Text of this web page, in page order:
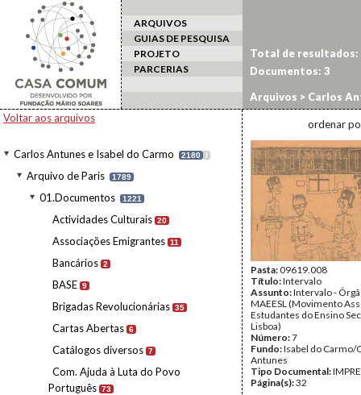
ARQUIVOS
GUIAS DE PESQUISA
PROJETO
PARCERIAS
Voltar aos arquivos
Carlos Antunes e Isabel do Carmo 2180 I
Arquivo de Paris 1789
01.Documentos 1221
Actividades Culturais 20
Associações Emigrantes 11
Bancários 2
BASE 9
Brigadas Revolucionárias 35
Cartas Abertas 6
Catálogos diversos 7
Com. Ajuda à Luta do Povo
Português 73
Total de resultados:
Documentos: 3
Arquivos > Carlos
ordenar
Pasta:09619.008
Título:Intervalo
Assunto:Intervalo -
MAEESL (Movimento
Estudantes do Ensino
Lisboa)
Número:7
Fundo:Isabel do Carmo/
Antunes
Tipo Documental:
Página(s):32